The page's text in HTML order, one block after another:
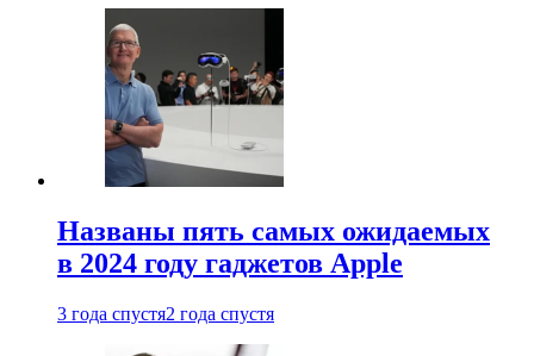
Названы пять самых ожидаемых
в 2024 году гаджетов Apple
3 года спустя2 года спустя